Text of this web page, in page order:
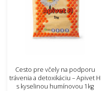
- Podnecovaním cukrovo-
hladovanie a úhyn včiel!
Skladovanie:Na suchom a
Cesto pre včely na podporu
trávenia a detoxikáciu – Apivet H
s kyselinou humínovou 1kg